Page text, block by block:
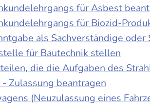
für Asbest
für Biozid-
als Sachverständige
für Bautechnik stellen
die die Aufgaben des
Zulassung beantragen
(Neuzulassung eines